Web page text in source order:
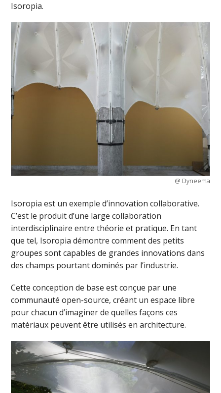
Isoropia.
@ Dyneema
Isoropia est un exemple d’innovation collaborative.
C’est le produit d’une large collaboration
interdisciplinaire entre théorie et pratique. En tant
que tel, Isoropia démontre comment des petits
groupes sont capables de grandes innovations dans
des champs pourtant dominés par l’industrie.
Cette conception de base est conçue par une
communauté open-source, créant un espace libre
pour chacun d’imaginer de quelles façons ces
matériaux peuvent être utilisés en architecture.